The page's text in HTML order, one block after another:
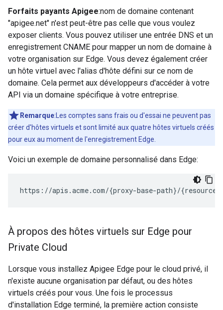
Forfaits payants Apigee:nom de domaine contenant
"apigee.net" n'est peut-être pas celle que vous voulez
exposer clients. Vous pouvez utiliser une entrée DNS et un
enregistrement CNAME pour mapper un nom de domaine à
votre organisation sur Edge. Vous devez également créer
un hôte virtuel avec l'alias d'hôte défini sur ce nom de
domaine. Cela permet aux développeurs d'accéder à votre
API via un domaine spécifique à votre entreprise.
Remarque:Les comptes sans frais ou d'essai ne peuvent pas
créer d'hôtes virtuels et sont limité aux quatre hôtes virtuels créés
pour eux au moment de l'enregistrement Edge.
Voici un exemple de domaine personnalisé dans Edge:
https://apis.acme.com/{proxy-base-path}/{resource-
À propos des hôtes virtuels sur Edge pour
Private Cloud
Lorsque vous installez Apigee Edge pour le cloud privé, il
n'existe aucune organisation par défaut, ou des hôtes
virtuels créés pour vous. Une fois le processus
d'installation Edge terminé, la première action consiste